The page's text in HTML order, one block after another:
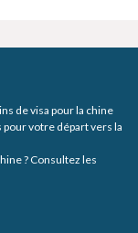
de visa pour la chine
votre départ vers la
? Consultez les